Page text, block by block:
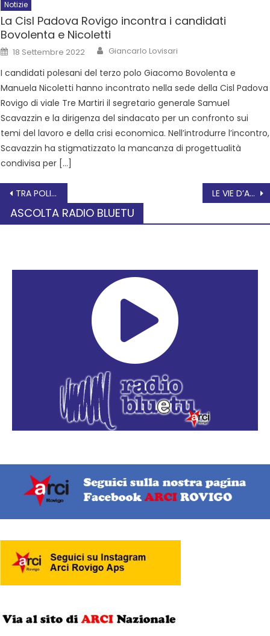
Notizie
La Cisl Padova Rovigo incontra i candidati
Bovolenta e Nicoletti
18 Settembre 2022 Giancarlo Lovisari
I candidati polesani del terzo polo Giacomo Bovolenta e
Manuela Nicoletti hanno incontrato nella sede della Cisl Padova
Rovigo di viale Tre Martiri il segretario generale Samuel
Scavazzin e la dirigenza del sindacato per un confronto sui
temi del lavoro e della crisi economica. Nell’introdurre l’incontro,
Scavazzin ha stigmatizzato la mancanza di progettualità
condivisa per […]
TRA POLITICA E DIRITTO Piero Calamandrei e il Partito D’azione LE VIE D’ACQUA. Archeologia, viaggi e scambi nell’antico Polesine.
ASCOLTA RADIO BLUETU